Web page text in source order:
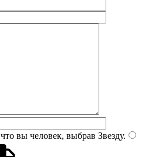
вы человек, выбрав Звезду.